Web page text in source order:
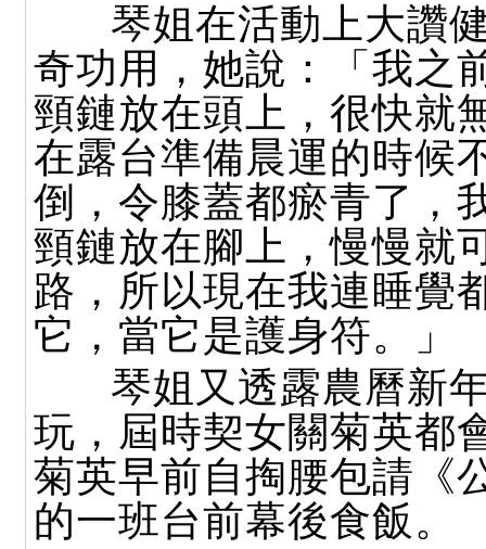
琴姐在活動上大讚
奇功用，她說：「我之
頸鏈放在頭上，很快就
在露台準備晨運的時候
倒，令膝蓋都瘀青了，
頸鏈放在腳上，慢慢就
路，所以現在我連睡覺
它，當它是護身符。」
琴姐又透露農曆新
玩，屆時契女關菊英都
菊英早前自掏腰包請《
的一班台前幕後食飯。